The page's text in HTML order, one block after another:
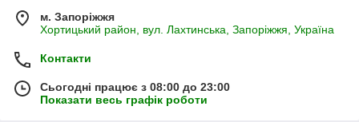
м. Запоріжжя
Хортицький район, вул. Лахтинська, Запоріжжя, Україна
Контакти
Сьогодні працює з 08:00 до 23:00
Показати весь графік роботи